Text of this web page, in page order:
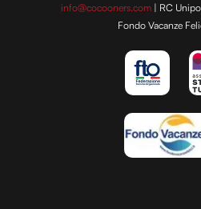
info@cocooners.com | RC
Fondo Vacanze